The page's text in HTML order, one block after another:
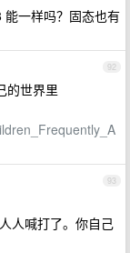
一样吗？固态也有
92
的世界里
93
人喊打了。你自己